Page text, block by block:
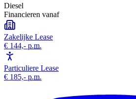
Diesel
Financieren vanaf
Zakelijke Lease
€ 144,- p.m.
Particuliere Lease
€ 185,- p.m.